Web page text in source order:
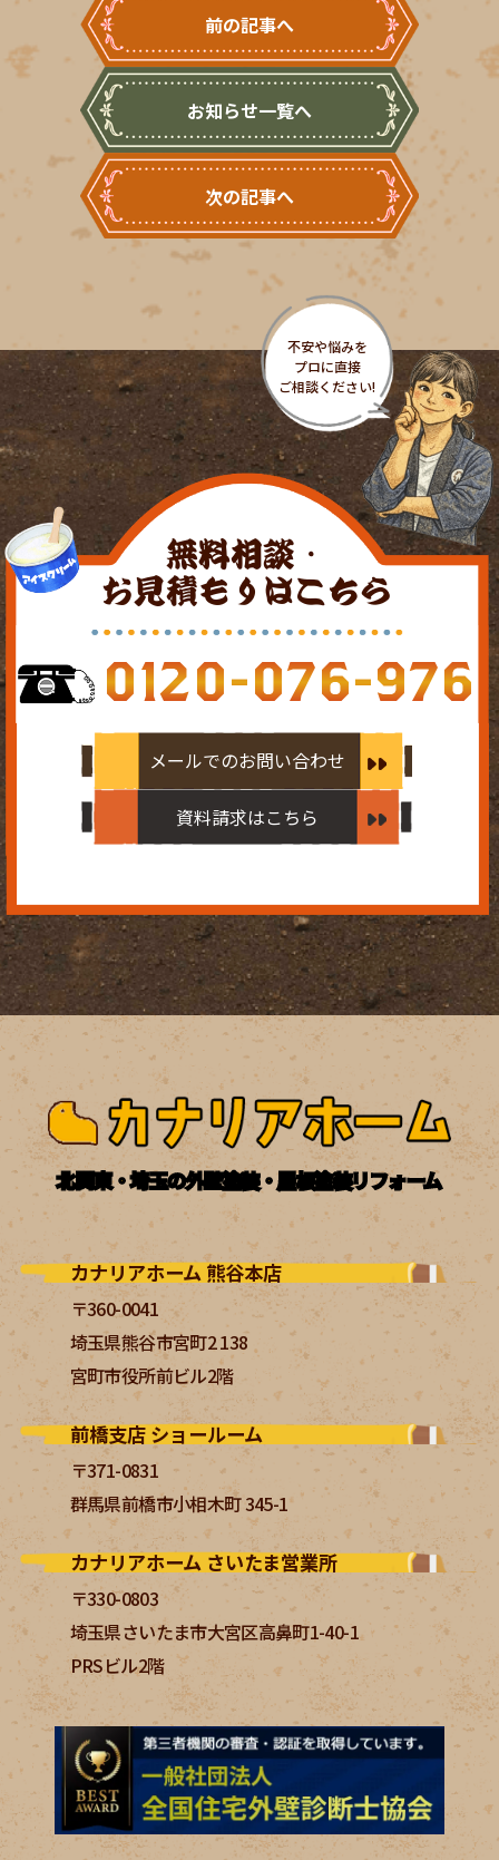
前の記事へ
お知らせ一覧へ
次の記事へ
無料相談・
お見積もりはこちら
0120-076-976
メールでのお問い合わせ
資料請求はこちら
北関東・埼玉の外壁塗装・屋根塗装リフォーム
カナリアホーム 熊谷本店
〒360-0041
埼玉県熊谷市宮町2 138
宮町市役所前ビル2階
前橋支店 ショールーム
〒371-0831
群馬県前橋市小相木町 345-1
カナリアホーム さいたま営業所
〒330-0803
埼玉県さいたま市大宮区高鼻町1-40-1
PRSビル2階